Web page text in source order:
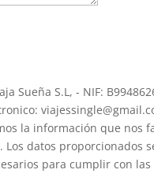
Sueña S.L, - NIF:
la información que nos
datos proporcionados
para cumplir con